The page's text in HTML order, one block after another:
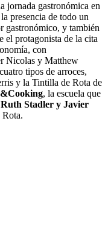
jornada gastronómica en
presencia de todo un
gastronómico, y también
el protagonista de la cita
con
Nicolas y Matthew
tipos de arroces,
y la Tintilla de Rota de
, la escuela que
Ruth Stadler y Javier
Rota.